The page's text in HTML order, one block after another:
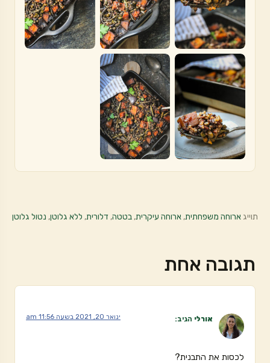
תוייג ארוחה משפחתית,ארוחה עיקרית,בטטה,דלורית, ללא גלוטן, נטול גלוטן
תגובה אחת
אורלי הגיב: ינואר 20, 2021 בשעה 11:56 am
לכסות את התבנית?